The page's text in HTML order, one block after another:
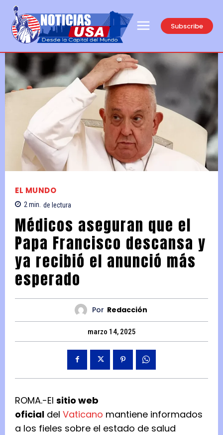
Subscribe
EL MUNDO
2min. de lectura
Médicos aseguran que el
Papa Francisco descansa y
ya recibió el anunció más
esperado
Por Redacción
marzo 14, 2025
ROMA.-El sitio web
oficial del Vaticano mantiene informados
a los fieles sobre el estado de salud